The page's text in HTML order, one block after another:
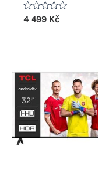
Hodnocení
4 499 Kč